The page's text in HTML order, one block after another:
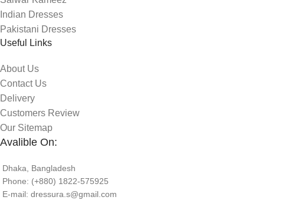
Indian Dresses
Pakistani Dresses
Useful Links
About Us
Contact Us
Delivery
Customers Review
Our Sitemap
Avalible On:
Dhaka, Bangladesh
Phone: (+880) 1822-575925
E-mail: dressura.s@gmail.com